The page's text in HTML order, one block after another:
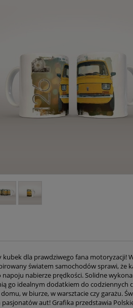
kubek dla prawdziwego fana motoryzacji!
światem samochodów sprawi, że
nabierze prędkości. Solidne
go idealnym dodatkiem do codziennych
w biurze, w warsztacie czy garażu.
aut! Grafika przedstawia